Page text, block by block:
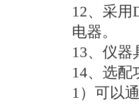
12、采用
电器。
13、仪器
14、选配
1）可以